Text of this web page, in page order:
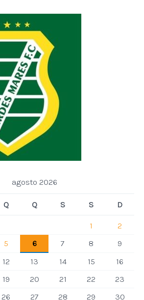
agosto 2026
Q Q S S D
1
2
5 6 7 8
9
12 13 14 15
16
19 20 21 22
23
26 27 28 29 30